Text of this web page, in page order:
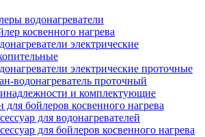
водонагреватели
косвенного нагрева
электрические
электрические проточные
водонагреватель проточный
и комплектующие
для бойлеров косвенного нагрева
для водонагревателей
для бойлеров косвенного нагрева